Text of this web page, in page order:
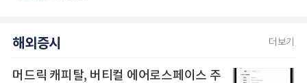
해외증시 더보기
머드릭 캐피탈, 버티컬 에어로스페이스 주